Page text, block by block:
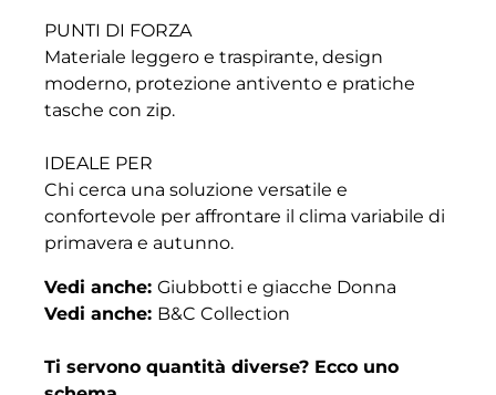
PUNTI DI FORZA
Materiale leggero e traspirante, design
moderno, protezione antivento e pratiche
tasche con zip.
IDEALE PER
Chi cerca una soluzione versatile e
confortevole per affrontare il clima variabile di
primavera e autunno.
Vedi anche: Giubbotti e giacche Donna
Vedi anche: B&C Collection
Ti servono quantità diverse? Ecco uno